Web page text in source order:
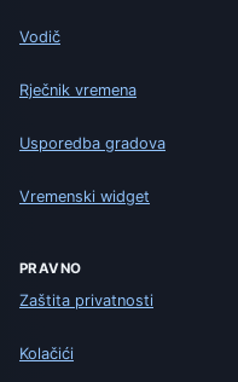
Vodič
Rječnik vremena
Usporedba gradova
Vremenski widget
PRAVNO
Zaštita privatnosti
Kolačići